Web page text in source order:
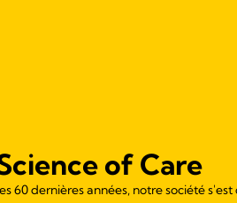
of Care
60 dernières années, notre société